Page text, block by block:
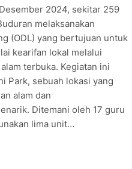
2024, sekitar 259
melaksanakan
(ODL) yang bertujuan untuk
kearifan lokal melalui
terbuka. Kegiatan ini
Park, sebuah lokasi yang
alam dan
Ditemani oleh 17 guru
lima unit…